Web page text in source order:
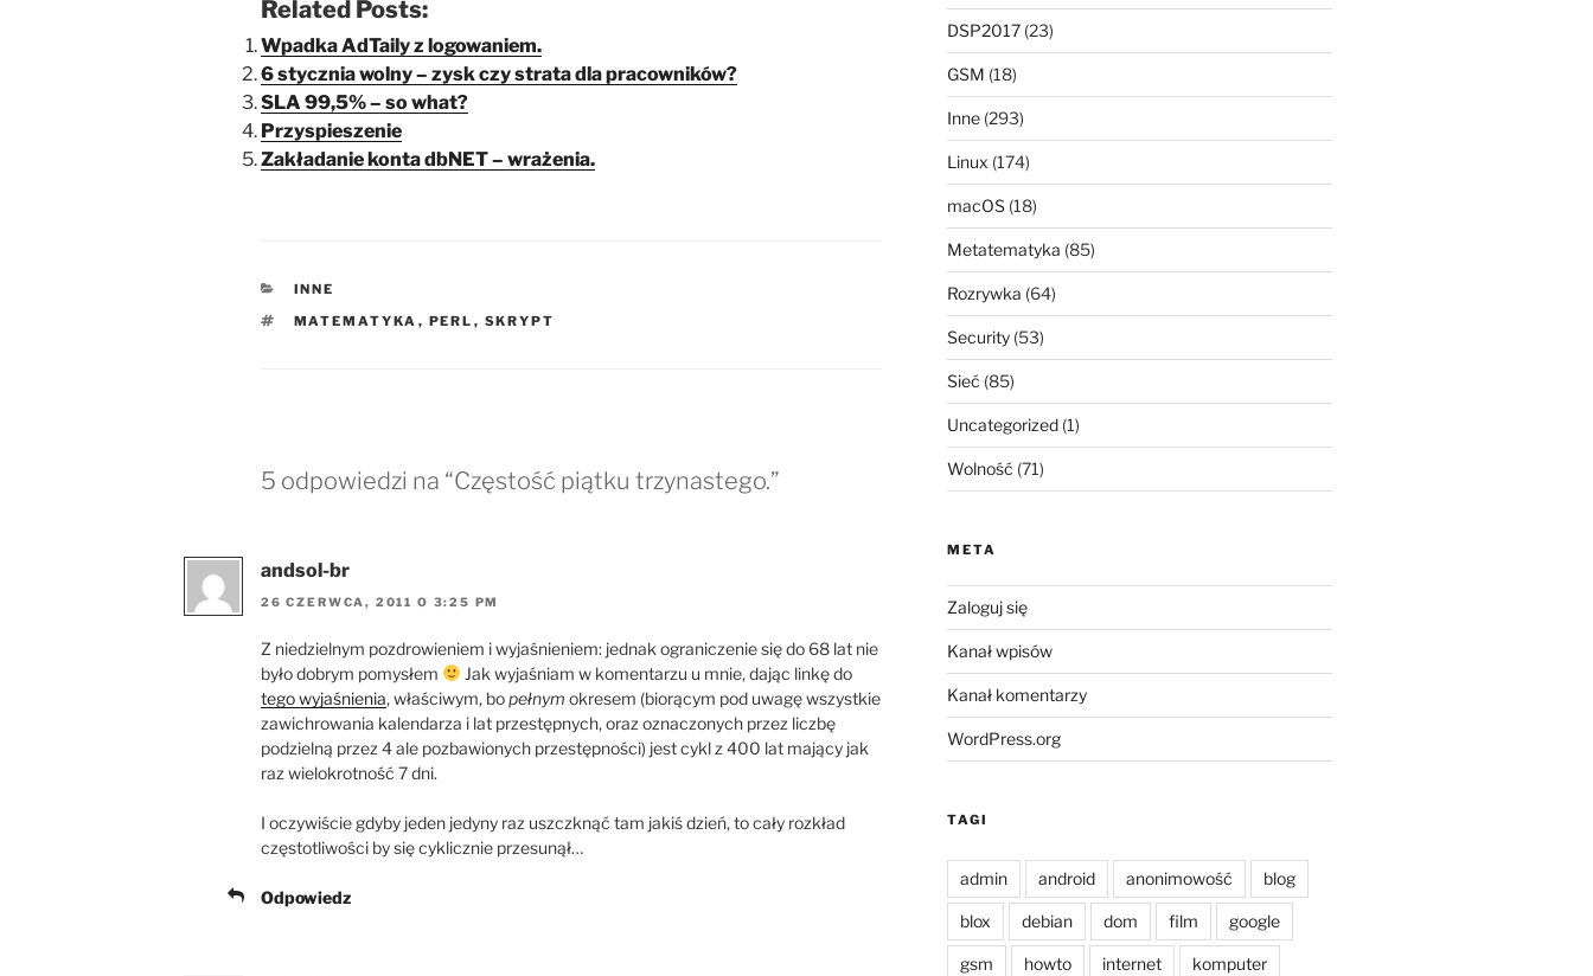
Related Posts:
Wpadka AdTaily z logowaniem.
6 stycznia wolny – zysk czy strata dla pracowników?
SLA 99,5% – so what?
Przyspieszenie
Zakładanie konta dbNET – wrażenia.
KATEGORIE
INNE
TAGI
MATEMATYKA , PERL , SKRYPT
5 odpowiedzi na “Częstość piątku trzynastego.”
andsol-br
26 CZERWCA, 2011 O 3:25 PM
Z niedzielnym pozdrowieniem i wyjaśnieniem: jednak ograniczenie się do 68 lat nie
było dobrym pomysłem
Jak wyjaśniam w komentarzu u mnie, dając linkę do
tego wyjaśnienia, właściwym, bopełnym okresem (biorącym pod uwagę wszystkie
zawichrowania kalendarza i lat przestępnych, oraz oznaczonych przez liczbę
podzielną przez 4 ale pozbawionych przestępności) jest cykl z 400 lat mający jak
raz wielokrotność 7 dni.
I oczywiście gdyby jeden jedyny raz uszczknąć tam jakiś dzień, to cały rozkład
częstotliwości by się cyklicznie przesunął…
Odpowiedz
DSP2017(23)
GSM (18)
Inne(293)
Linux (174)
macOS(18)
Metatematyka (85)
Rozrywka (64)
Security(53)
Sieć (85)
Uncategorized(1)
Wolność (71)
META
Zaloguj się
Kanał wpisów
Kanał komentarzy
WordPress.org
TAGI
admin android anonimowość blog
blox debian dom film google
gsm howto internet komputer